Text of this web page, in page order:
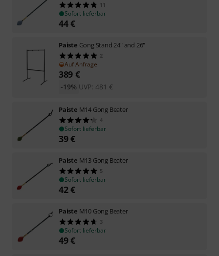
11
Sofort lieferbar
44€
Paiste Gong Stand 24" and 26"
2
Auf Anfrage
389 €
UVP: 481 €
-19%
Paiste M14 Gong Beater
4
Sofort lieferbar
39€
Paiste M13 Gong Beater
5
Sofort lieferbar
42€
Paiste M10 Gong Beater
3
Sofort lieferbar
49€